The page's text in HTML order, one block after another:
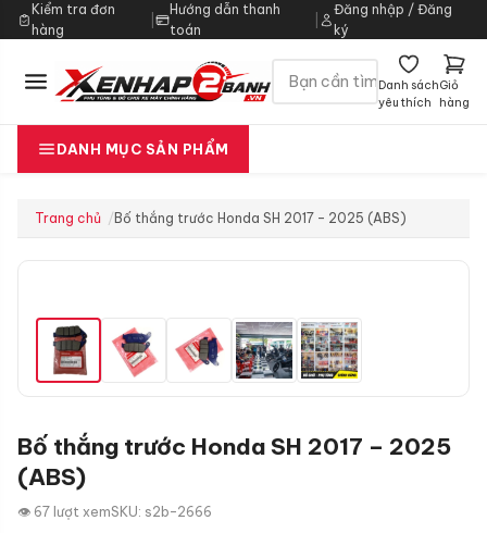
Kiểm tra đơn
hàng
|
Hướng dẫn thanh
toán
Đăng nhập / Đăng
ký
Danh sách
yêu thích
Giỏ
hàng
DANH MỤC SẢN PHẨM
Trang chủ Bố thắng trước Honda SH 2017 – 2025 (ABS)
Bố thắng trước Honda SH 2017 – 2025
(ABS)
👁 67 lượt xemSKU: s2b-2666